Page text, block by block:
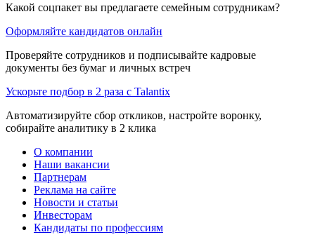
Какой соцпакет вы предлагаете семейным сотрудникам?
Оформляйте кандидатов онлайн
Проверяйте сотрудников и подписывайте кадровые
документы без бумаг и личных встреч
Ускорьте подбор в 2 раза с Talantix
Автоматизируйте сбор откликов, настройте воронку,
собирайте аналитику в 2 клика
О компании
Наши вакансии
Партнерам
Реклама на сайте
Новости и статьи
Инвесторам
Кандидаты по профессиям